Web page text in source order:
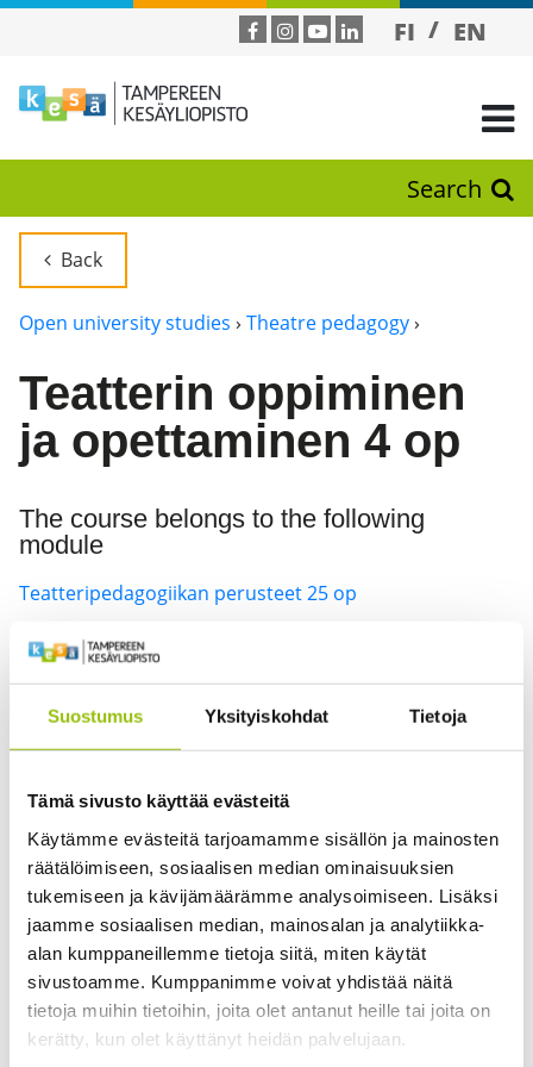
Suostumus Yksityiskohdat Tietoja
Tämä sivusto käyttää evästeitä
Käytämme evästeitä tarjoamamme sisällön ja mainosten
räätälöimiseen, sosiaalisen median ominaisuuksien
tukemiseen ja kävijämäärämme analysoimiseen. Lisäksi
jaamme sosiaalisen median, mainosalan ja analytiikka-
alan kumppaneillemme tietoja siitä, miten käytät
sivustoamme. Kumppanimme voivat yhdistää näitä
tietoja muihin tietoihin, joita olet antanut heille tai joita on
kerätty, kun olet käyttänyt heidän palvelujaan.
FI EN
Search
Back
Open university studies › Theatre pedagogy›
Teatterin oppiminen
ja opettaminen 4 op
The course belongs to the following
module
Teatteripedagogiikan perusteet 25 op
Kurssin opetuskieli on suomi, joten kurssin tiedot
This course is taught in Finnish, so the information is
availableonly in Finnish.
B.A., FM, näyttelijä ja ohjaaja Hilkka Hyttinen,
näyttelijä, filosofian maisteri, Master of Arts,
ammatillinen opettaja Sirke Lääkkölä, teatteri-